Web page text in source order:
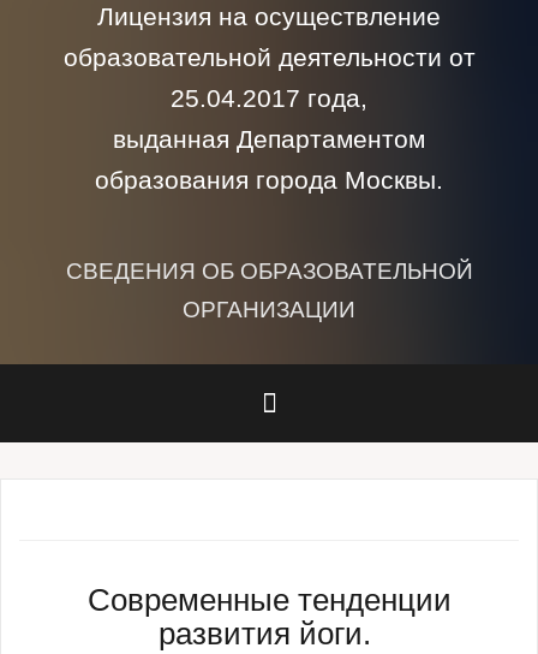
Лицензия на осуществление
образовательной деятельности от
25.04.2017 года,
выданная Департаментом
образования города Москвы.
СВЕДЕНИЯ ОБ ОБРАЗОВАТЕЛЬНОЙ
ОРГАНИЗАЦИИ
Современные тенденции
развития йоги.